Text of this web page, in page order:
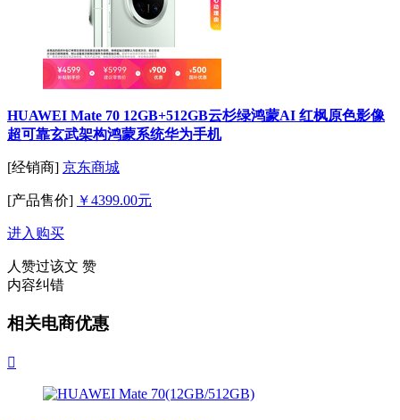
HUAWEI Mate 70 12GB+512GB云杉绿鸿蒙AI 红枫原色影像
超可靠玄武架构鸿蒙系统华为手机
[经销商] 京东商城
[产品售价] ￥4399.00元
进入购买
人赞过该文 赞
内容纠错
相关电商优惠
